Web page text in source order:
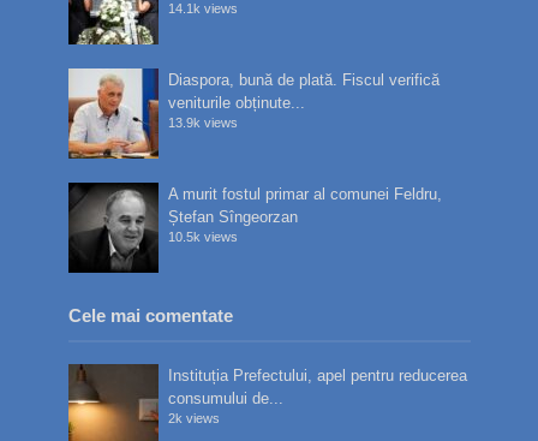
14.1k views
Diaspora, bună de plată. Fiscul verifică
veniturile obținute...
13.9k views
A murit fostul primar al comunei Feldru,
Ștefan Sîngeorzan
10.5k views
Cele mai comentate
Instituția Prefectului, apel pentru reducerea
consumului de...
2k views